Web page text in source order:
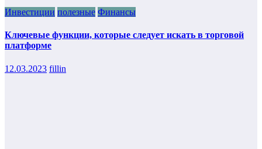
Инвестиции полезные Финансы
Ключевые функции, которые следует искать в торговой
платформе
12.03.2023 fillin